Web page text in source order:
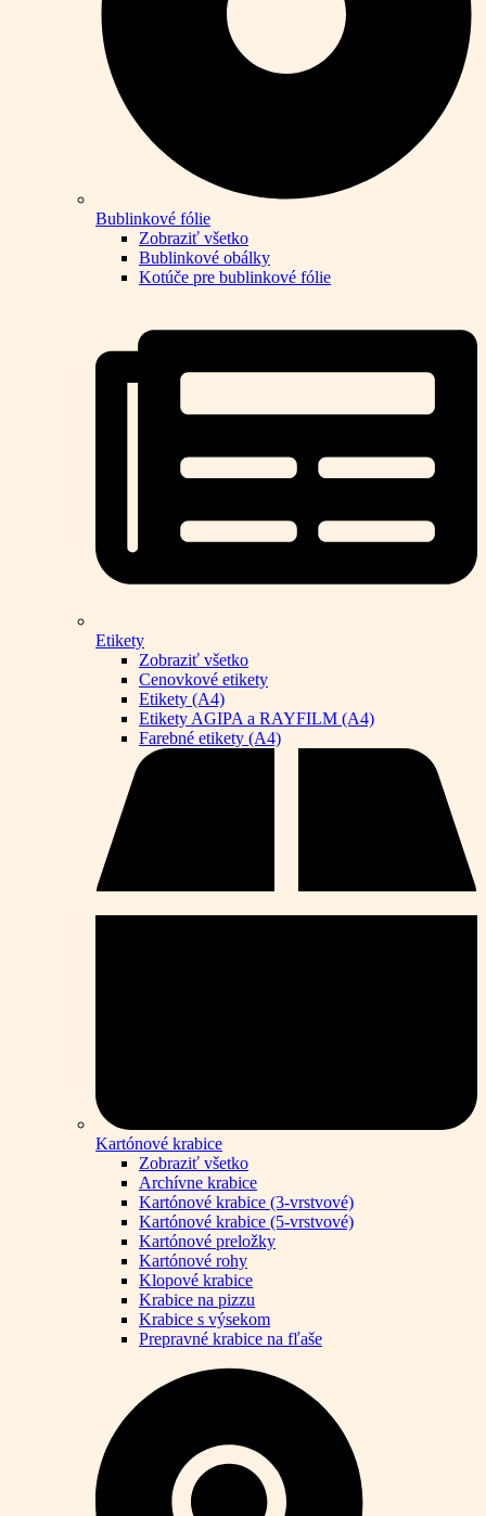
Bublinkové fólie
Zobraziť všetko
Bublinkové obálky
Kotúče pre bublinkové fólie
Etikety
Zobraziť všetko
Cenovkové etikety
Etikety (A4)
Etikety AGIPA a RAYFILM (A4)
Farebné etikety (A4)
Kartónové krabice
Zobraziť všetko
Archívne krabice
Kartónové krabice (3-vrstvové)
Kartónové krabice (5-vrstvové)
Kartónové preložky
Kartónové rohy
Klopové krabice
Krabice na pizzu
Krabice s výsekom
Prepravné krabice na fľaše